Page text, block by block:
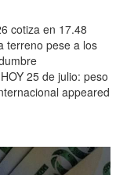
cotiza en 17.48
terreno pese a los
25 de julio: peso
appeared